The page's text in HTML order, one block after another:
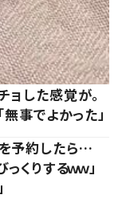
ョした感覚が。
事でよかった」
予約したら…
りするｗｗ」